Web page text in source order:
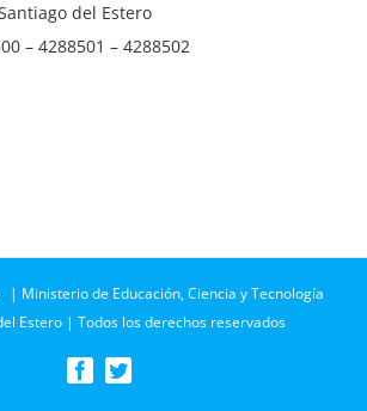
del Estero
– 4288501 – 4288502
Ministerio de Educación, Ciencia y Tecnología
Estero | Todos los derechos reservados
Facebook
Twitter